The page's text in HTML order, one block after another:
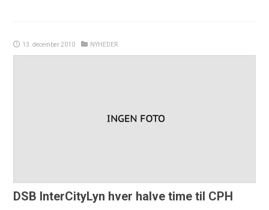
13. december 2010 NYHEDER
DSB InterCityLyn hver halve time til CPH